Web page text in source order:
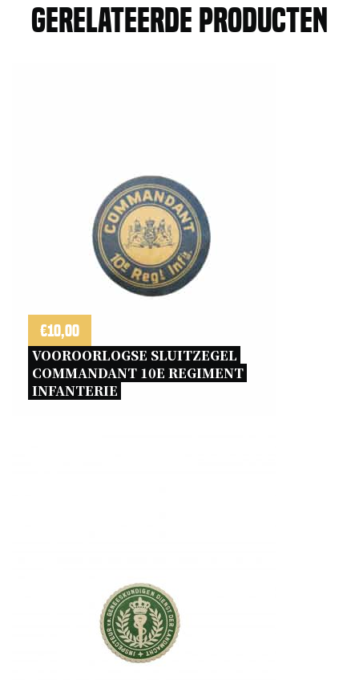
Gerelateerde producten
€10,00
VOOROORLOGSE SLUITZEGEL
COMMANDANT 10E REGIMENT
INFANTERIE